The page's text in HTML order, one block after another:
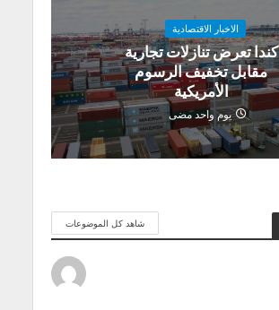
الاخبار الاقتصادية
كندا تعرض تنازلات تجارية
مقابل تخفيف الرسوم
الأمريكية
يوم واحد مضى
شاهد كل الموضوعات